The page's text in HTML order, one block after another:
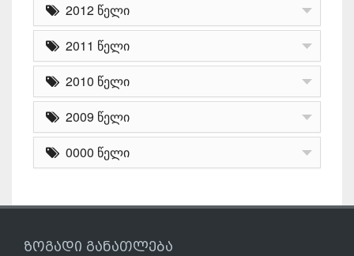
2012 წელი
2011 წელი
2010 წელი
2009 წელი
0000 წელი
ზოგადი განათლება